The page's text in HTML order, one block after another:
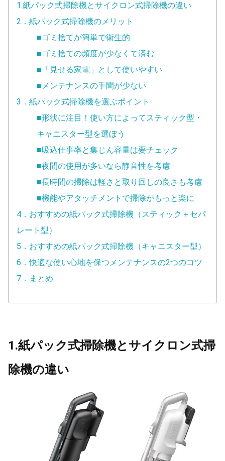
1.紙パック式掃除機とサイクロン式掃除機の違い
2．紙パック式掃除機のメリット
■ゴミ捨てが簡単で衛生的
■ゴミ捨ての頻度が少なくて済む
■「見せる家電」として使いやすい
■メンテナンスの手間が少ない
3．紙パック式掃除機を選ぶポイント
■形状に注目！使い方によってスティック型・
キャニスター型を選ぼう
■吸込仕事率と集じん容量は要チェック
■夜間の使用が多いなら静音性を考慮
■長時間の掃除は軽さと取り回しの良さも考慮
■機能やアタッチメントで掃除がもっと楽に
4．おすすめの紙パック式掃除機（スティック＋セパ
レート型）
5．おすすめの紙パック式掃除機（キャニスター型）
6．快適な使い心地を保つメンテナンスの2つのコツ
7．まとめ
1.紙パック式掃除機とサイクロン式掃
除機の違い